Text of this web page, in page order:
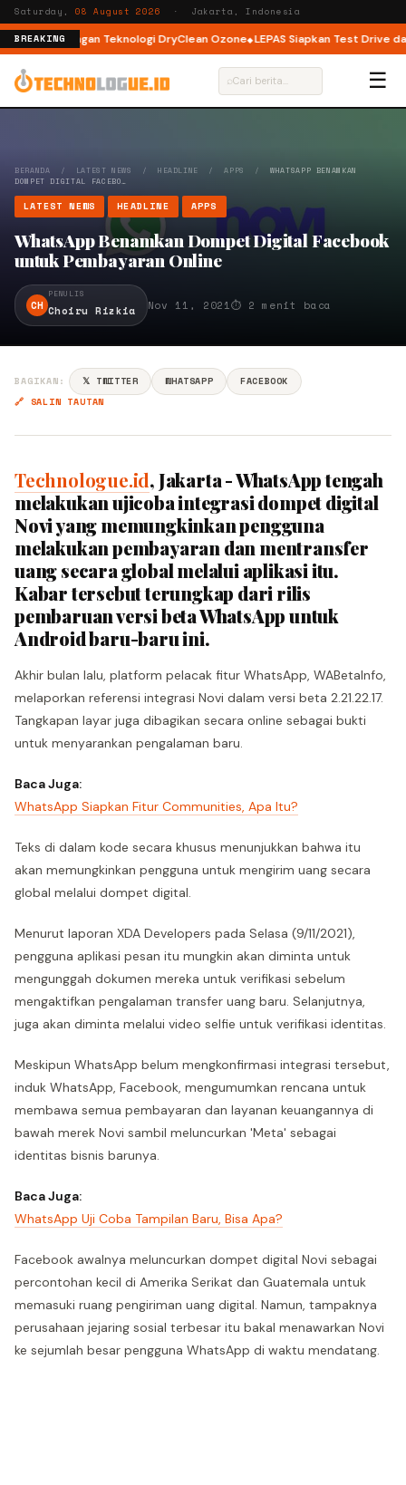
Saturday,08 August 2026 · Jakarta, Indonesia
BREAKING
Load dengan Teknologi DryClean Ozone LEPAS Siapkan Test Drive dan
⌕ ☰
BERANDA / LATEST NEWS / HEADLINE /APPS /WHATSAPP BENAMKAN
DOMPET DIGITAL FACEBO…
LATEST NEWS HEADLINE APPS
WhatsApp Benamkan Dompet Digital Facebook
untuk Pembayaran Online
CH
PENULIS
Choiru Rizkia Nov 11, 2021⏱ 2 menit baca
BAGIKAN: 𝕏 TWITTER WHATSAPP
FACEBOOK
🔗 SALIN TAUTAN
Technologue.id, Jakarta - WhatsApp tengah
melakukan ujicoba integrasi dompet digital
Novi yang memungkinkan pengguna
melakukan pembayaran dan mentransfer
uang secara global melalui aplikasi itu.
Kabar tersebut terungkap dari rilis
pembaruan versi beta WhatsApp untuk
Android baru-baru ini.
Akhir bulan lalu, platform pelacak fitur WhatsApp, WABetaInfo,
melaporkan referensi integrasi Novi dalam versi beta 2.21.22.17.
Tangkapan layar juga dibagikan secara online sebagai bukti
untuk menyarankan pengalaman baru.
Baca Juga:
WhatsApp Siapkan Fitur Communities, Apa Itu?
Teks di dalam kode secara khusus menunjukkan bahwa itu
akan memungkinkan pengguna untuk mengirim uang secara
global melalui dompet digital.
Menurut laporan XDA Developers pada Selasa (9/11/2021),
pengguna aplikasi pesan itu mungkin akan diminta untuk
mengunggah dokumen mereka untuk verifikasi sebelum
mengaktifkan pengalaman transfer uang baru. Selanjutnya,
juga akan diminta melalui video selfie untuk verifikasi identitas.
Meskipun WhatsApp belum mengkonfirmasi integrasi tersebut,
induk WhatsApp, Facebook, mengumumkan rencana untuk
membawa semua pembayaran dan layanan keuangannya di
bawah merek Novi sambil meluncurkan 'Meta' sebagai
identitas bisnis barunya.
Baca Juga:
WhatsApp Uji Coba Tampilan Baru, Bisa Apa?
Facebook awalnya meluncurkan dompet digital Novi sebagai
percontohan kecil di Amerika Serikat dan Guatemala untuk
memasuki ruang pengiriman uang digital. Namun, tampaknya
perusahaan jejaring sosial terbesar itu bakal menawarkan Novi
ke sejumlah besar pengguna WhatsApp di waktu mendatang.